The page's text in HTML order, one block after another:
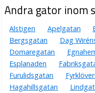
Andra gator inom
Alstigen Apelgatan
Bergsgatan
Dag
Domaregatan
Esplanaden
Furulidsgatan
Hagahillsgatan